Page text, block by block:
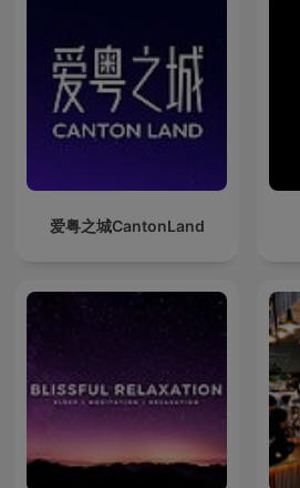
爱粤之城CantonLand